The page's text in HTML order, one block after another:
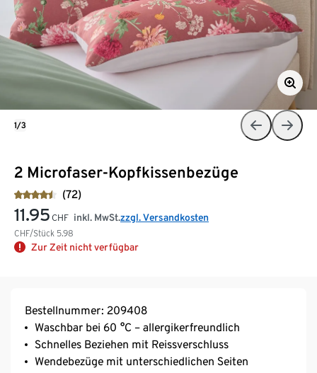
2 Microfaser-Kopfkissenbezüge
(72)
11.95 CHF
CHF/Stück 5.98
inkl. MwSt.zzgl. Versandkosten
Zur Zeit nicht verfügbar
1/3
Bestellnummer: 209408
Waschbar bei 60 °C – allergikerfreundlich
Schnelles Beziehen mit Reissverschluss
Wendebezüge mit unterschiedlichen Seiten